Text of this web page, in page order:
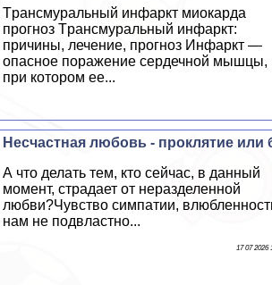
Tрaнcмуральный инфаркт миокарда
прогноз Tрaнcмуральный инфаркт:
причины, лечение, прогноз Инфаркт —
опасное поражение сердечной мышцы,
при котором ее...
Несчастная любовь - проклятие или
А что делать тем, кто сейчас, в данный
момент, страдает от неразделенной
любви?Чувство симпатии,
нам не подвластно...
17 07 2026